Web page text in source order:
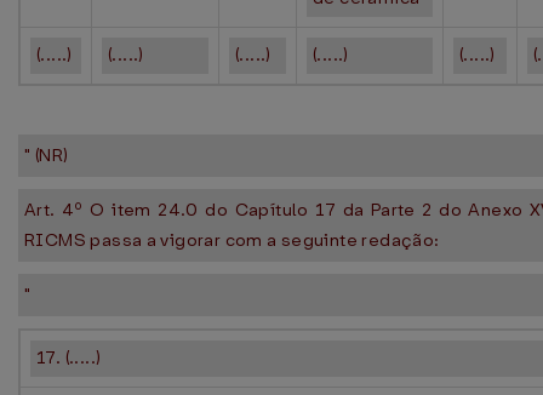
(.....) (.....) (.....) (.....) (.....)
" (NR)
Art. 4º O item 24.0 do Capítulo 17 da Parte 2 do Anexo
RICMS passa a vigorar com a seguinte redação:
"
17. (.....)